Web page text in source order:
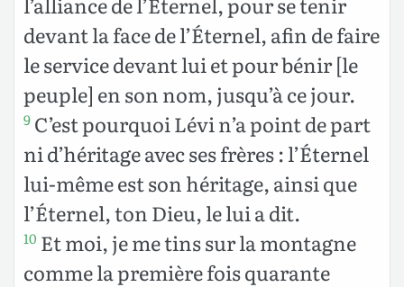
devant la face de l’Éternel, afin de faire
le service devant lui et pour bénir [le
peuple] en son nom, jusqu’à ce jour.
9 C’est pourquoi Lévi n’a point de part
ni d’héritage avec ses frères : l’Éternel
lui-même est son héritage, ainsi que
l’Éternel, ton Dieu, le lui a dit.
10 Et moi, je me tins sur la montagne
comme la première foisquarante